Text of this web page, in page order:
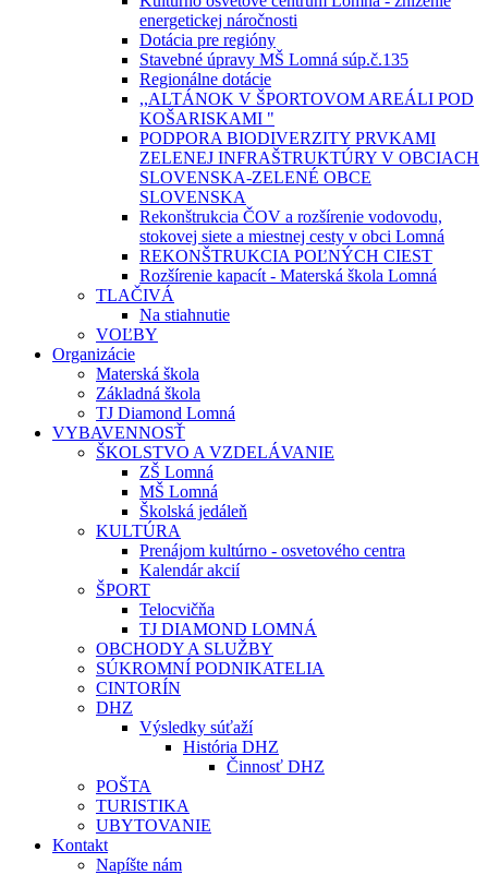
energetickej náročnosti
Dotácia pre regióny
Stavebné úpravy MŠ Lomná súp.č.135
Regionálne dotácie
,,ALTÁNOK V ŠPORTOVOM AREÁLI POD
KOŠARISKAMI "
PODPORA BIODIVERZITY PRVKAMI
ZELENEJ INFRAŠTRUKTÚRY V OBCIACH
SLOVENSKA-ZELENÉ OBCE
SLOVENSKA
Rekonštrukcia ČOV a rozšírenie vodovodu,
stokovej siete a miestnej cesty v obci Lomná
REKONŠTRUKCIA POĽNÝCH CIEST
Rozšírenie kapacít - Materská škola Lomná
TLAČIVÁ
Na stiahnutie
VOĽBY
Organizácie
Materská škola
Základná škola
TJ Diamond Lomná
VYBAVENNOSŤ
ŠKOLSTVO A VZDELÁVANIE
ZŠ Lomná
MŠ Lomná
Školská jedáleň
KULTÚRA
Prenájom kultúrno - osvetového centra
Kalendár akcií
ŠPORT
Telocvičňa
TJ DIAMOND LOMNÁ
OBCHODY A SLUŽBY
SÚKROMNÍ PODNIKATELIA
CINTORÍN
DHZ
Výsledky súťaží
História DHZ
Činnosť DHZ
POŠTA
TURISTIKA
UBYTOVANIE
Kontakt
Napíšte nám